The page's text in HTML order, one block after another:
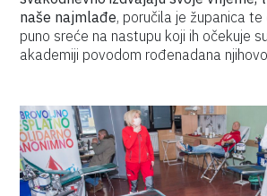
naše najmlađe, poručila je županica
puno sreće na nastupu koji ih očekuje
akademiji povodom rođenadana